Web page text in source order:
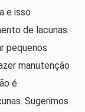
e isso
de lacunas.
pequenos
manutenção
é
Sugerimos